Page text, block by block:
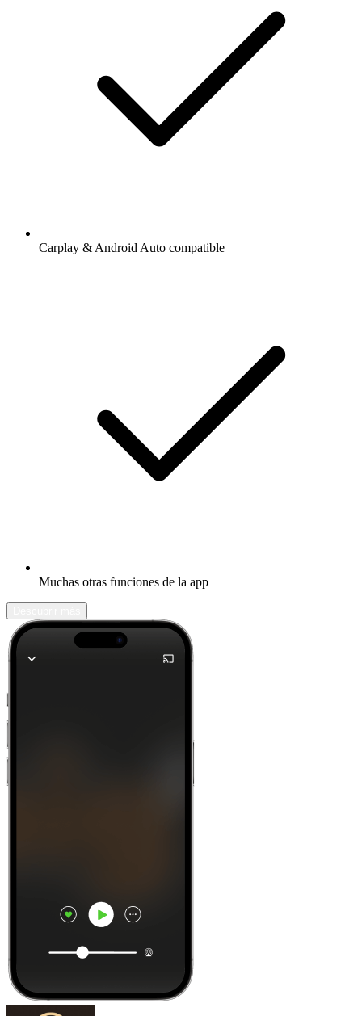
Carplay & Android Auto compatible
Muchas otras funciones de la app